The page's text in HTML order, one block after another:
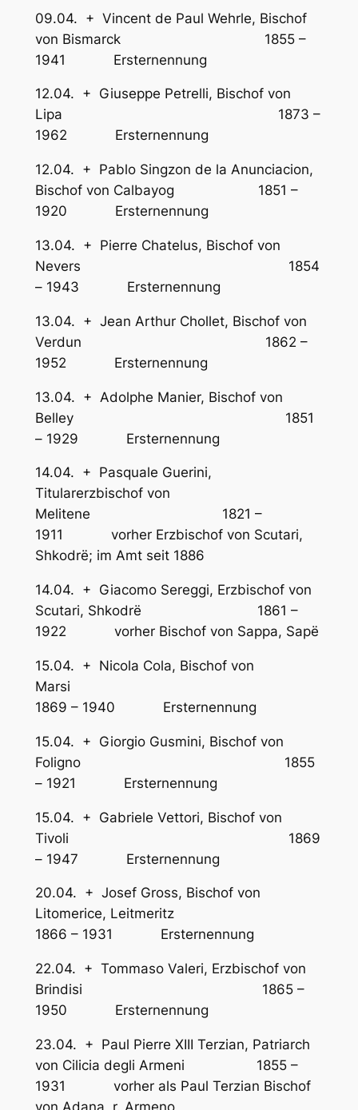
09.04. + Vincent de Paul Wehrle, Bischof
von Bismarck 1855 –
1941 Ersternennung
12.04. + Giuseppe Petrelli, Bischof von
Lipa 1873 –
1962 Ersternennung
12.04. + Pablo Singzon de la Anunciacion,
Bischof von Calbayog 1851 –
1920 Ersternennung
13.04. + Pierre Chatelus, Bischof von
Nevers 1854
– 1943 Ersternennung
13.04. + Jean Arthur Chollet, Bischof von
Verdun 1862 –
1952 Ersternennung
13.04. + Adolphe Manier, Bischof von
Belley 1851
– 1929 Ersternennung
14.04. + Pasquale Guerini,
Titularerzbischof von
Melitene 1821 –
1911 vorher Erzbischof von Scutari,
Shkodrë; im Amt seit 1886
14.04. + Giacomo Sereggi, Erzbischof von
Scutari, Shkodrë 1861 –
1922 vorher Bischof von Sappa, Sapë
15.04. + Nicola Cola, Bischof von
Marsi
1869 – 1940 Ersternennung
15.04. + Giorgio Gusmini, Bischof von
Foligno 1855
– 1921 Ersternennung
15.04. + Gabriele Vettori, Bischof von
Tivoli 1869
– 1947 Ersternennung
20.04. + Josef Gross, Bischof von
Litomerice, Leitmeritz
1866 – 1931 Ersternennung
22.04. + Tommaso Valeri, Erzbischof von
Brindisi 1865 –
1950 Ersternennung
23.04. + Paul Pierre XIII Terzian, Patriarch
von Cilicia degli Armeni 1855 –
1931 vorher als Paul Terzian Bischof